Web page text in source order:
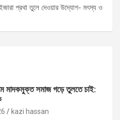
প্রথা তুলে দেওয়ার উদ্যোগ- মৎস্য ও
মাদকমুক্ত সমাজ গড়ে তুলতে চাই:
kazi hassan